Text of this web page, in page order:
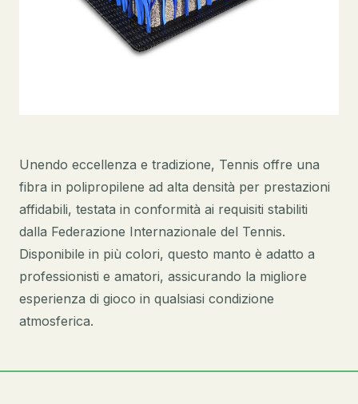
Unendo eccellenza e tradizione, Tennis offre una
fibra in polipropilene ad alta densità per prestazioni
affidabili, testata in conformità ai requisiti stabiliti
dalla Federazione Internazionale del Tennis.
Disponibile in più colori, questo manto è adatto a
professionisti e amatori, assicurando la migliore
esperienza di gioco in qualsiasi condizione
atmosferica.